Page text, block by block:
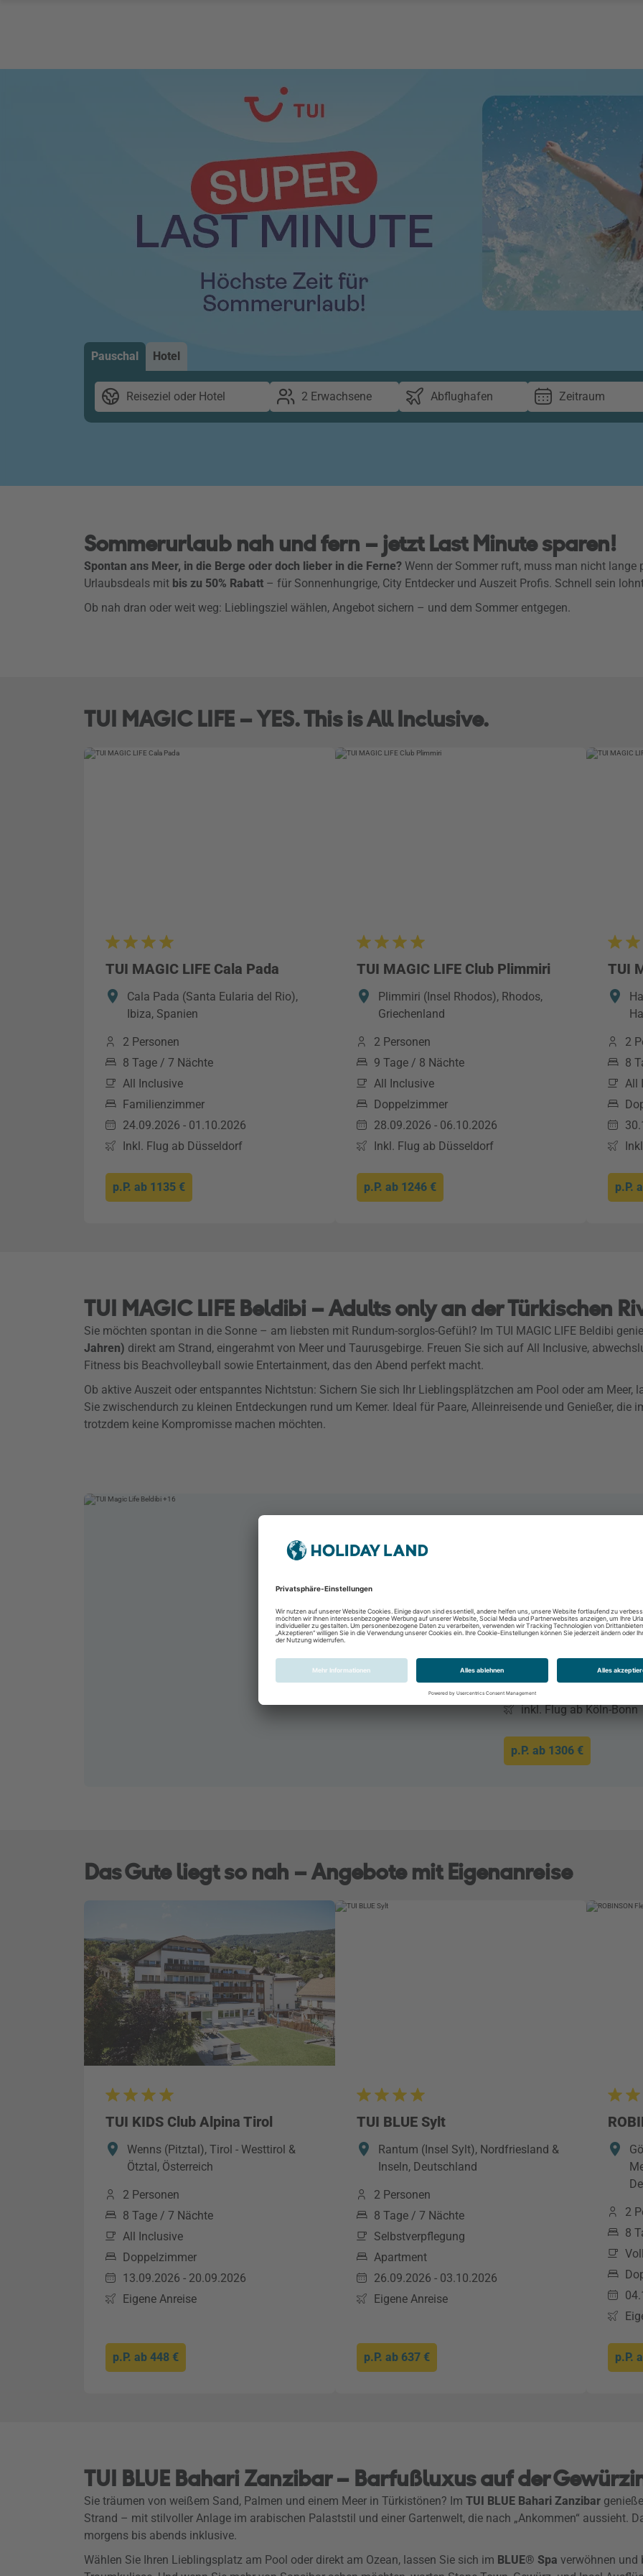
Pauschal Hotel
Reiseziel oder Hotel 2 Erwachsene Abflughafen Zeitraum
Sommerurlaub nah und fern – jetzt Last Minute sparen!
Spontan ans Meer, in die Berge oder doch lieber in die Ferne? Wenn der Sommer ruft, muss man nicht lange
Urlaubsdeals mit bis zu 50% Rabatt – für Sonnenhungrige, City Entdecker und Auszeit Profis. Schnell sein
Ob nah dran oder weit weg: Lieblingsziel wählen, Angebot sichern – und dem Sommer entgegen.
TUI MAGIC LIFE – YES. This is All Inclusive.
TUI MAGIC LIFE Cala Pada
Cala Pada (Santa Eularia del Rio),
Ibiza, Spanien
2 Personen
8 Tage / 7 Nächte
All Inclusive
Familienzimmer
24.09.2026 - 01.10.2026
Inkl. Flug ab Düsseldorf
p.P. ab 1135 €
TUI MAGIC LIFE Club Plimmiri
Plimmiri (Insel Rhodos), Rhodos,
Griechenland
2 Personen
9 Tage / 8 Nächte
All Inclusive
Doppelzimmer
28.09.2026 - 06.10.2026
Inkl. Flug ab Düsseldorf
p.P. ab 1246 €
TUI
2
8
All
p.P.
TUI MAGIC LIFE Beldibi – Adults only an der Türkischen
Sie möchten spontan in die Sonne – am liebsten mit Rundum-sorglos-Gefühl? Im TUI MAGIC LIFE Beldibi
Jahren) direkt am Strand, eingerahmt von Meer und Taurusgebirge. Freuen Sie sich auf All Inclusive,
Fitness bis Beachvolleyball sowie Entertainment, das den Abend perfekt macht.
Ob aktive Auszeit oder entspanntes Nichtstun: Sichern Sie sich Ihr Lieblingsplätzchen am Pool oder am Meer,
Sie zwischendurch zu kleinen Entdeckungen rund um Kemer. Ideal für Paare, Alleinreisende und Genießer,
trotzdem keine Kompromisse machen möchten.
2 Personen
8 Tage / 7 Nächte
13.10.2026 -
inkl. Flug ab Köln-Bonn
p.P. ab 1306 €
Das Gute liegt so nah – Angebote mit Eigenanreise
TUI KIDS Club Alpina Tirol
Wenns (Pitztal), Tirol - Westtirol &
Ötztal, Österreich
2 Personen
8 Tage / 7 Nächte
All Inclusive
Doppelzimmer
13.09.2026 - 20.09.2026
Eigene Anreise
p.P. ab 448 €
TUI BLUE Sylt
Rantum (Insel Sylt), Nordfriesland &
Inseln, Deutschland
2 Personen
8 Tage / 7 Nächte
Selbstverpflegung
Apartment
26.09.2026 - 03.10.2026
Eigene Anreise
p.P. ab 637 €
2
8
p.P.
TUI BLUE Bahari Zanzibar – Barfußluxus auf der
Sie träumen von weißem Sand, Palmen und einem Meer in Türkistönen? Im TUI BLUE Bahari Zanzibar
Strand – mit stilvoller Anlage im arabischen Palaststil und einer Gartenwelt, die nach „Ankommen“ aussieht.
morgens bis abends inklusive.
Wählen Sie Ihren Lieblingsplatz am Pool oder direkt am Ozean, lassen Sie sich im BLUE® Spa verwöhnen